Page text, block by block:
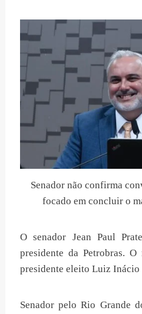
Senador não confirma
focado em concluir o
O senador Jean Paul
presidente da Petrobras.
presidente eleito Luiz Inácio
Senador pelo Rio Grande